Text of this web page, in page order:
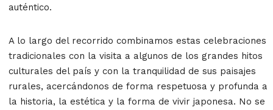
auténtico.
A lo largo del recorrido combinamos estas celebraciones
tradicionales con la visita a algunos de los grandes hitos
culturales del país y con la tranquilidad de sus paisajes
rurales, acercándonos de forma respetuosa y profunda a
la historia, la estética y la forma de vivir japonesa. No se